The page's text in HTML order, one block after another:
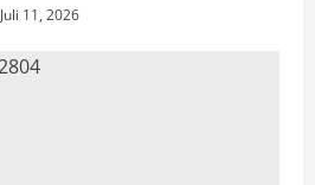
Juli 11, 2026